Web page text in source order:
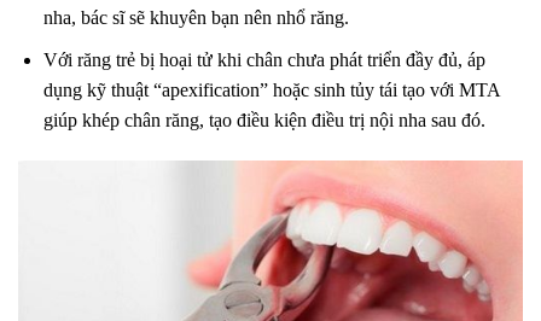
nha, bác sĩ sẽ khuyên bạn nên nhổ răng.
Với răng trẻ bị hoại tử khi chân chưa phát triển đầy đủ, áp
dụng kỹ thuật “apexification” hoặc sinh tủy tái tạo với MTA
giúp khép chân răng, tạo điều kiện điều trị nội nha sau đó.